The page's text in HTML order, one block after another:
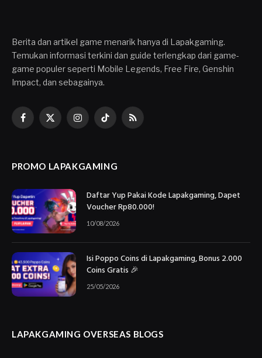
Berita dan artikel game menarik hanya di Lapakgaming.
Temukan informasi terkini dan guide terlengkap dari game-
game populer seperti Mobile Legends, Free Fire, Genshin
Impact, dan sebagainya.
Facebook
X
InstagramTikTokRSS
PROMO LAPAKGAMING
Daftar Yup Pakai Kode Lapakgaming, Dapet
Voucher Rp80.000!
10/08/2026
Isi Poppo Coins di Lapakgaming, Bonus 2.000
Coins Gratis 🎉
25/05/2026
LAPAKGAMING OVERSEAS BLOGS